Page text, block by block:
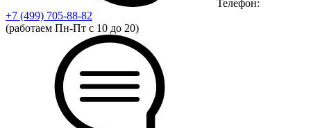
Телефон:
+7 (499) 705-88-82
(работаем Пн-Пт с 10 до 20)